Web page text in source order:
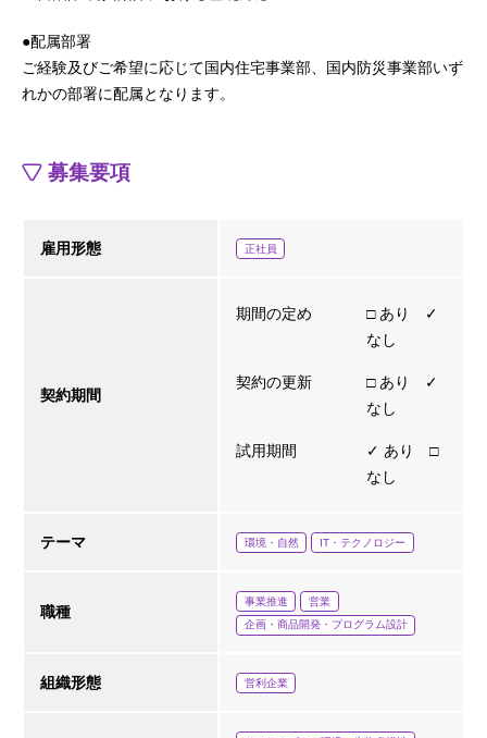
●配属部署
ご経験及びご希望に応じて国内住宅事業部、国内防災事業部いず
れかの部署に配属となります。
募集要項
雇用形態 正社員
契約期間
期間の定め
□ あり ✓
なし
契約の更新
□ あり ✓
なし
試用期間
✓ あり □
なし
テーマ 環境・自然 IT・テクノロジー
職種
事業推進
営業
企画・商品開発・プログラム設計
組織形態 営利企業